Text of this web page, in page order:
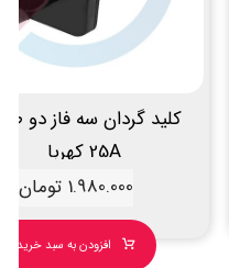
کلید گردان سه فاز دو طرفه
25A کهربا
1.980.000 تومان
افزودن به سبد خرید